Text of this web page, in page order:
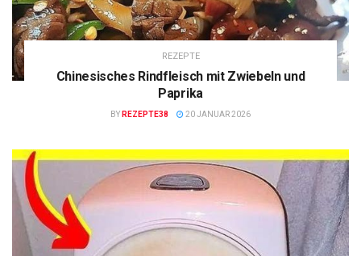
REZEPTE
Chinesisches Rindfleisch mit Zwiebeln und
Paprika
BY REZEPTE38 20 JANUAR 2026